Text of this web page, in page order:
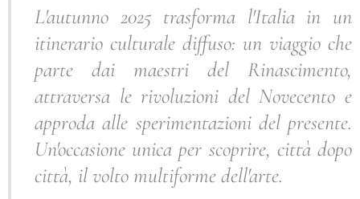
L'autunno 2025 trasforma l'Italia in un
itinerario culturale diffuso: un viaggio che
parte dai maestri del Rinascimento,
attraversa le rivoluzioni del Novecento e
approda alle sperimentazioni del presente.
Un'occasione unica per scoprire, città dopo
città, il volto multiforme dell'arte.